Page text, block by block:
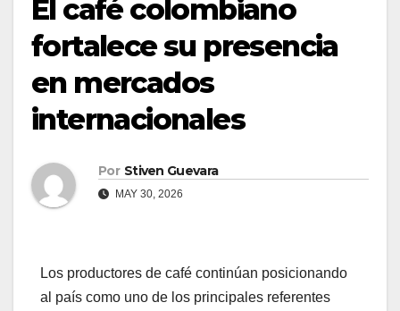
El café colombiano
fortalece su presencia
en mercados
internacionales
Por Stiven Guevara
MAY 30, 2026
Los productores de café continúan posicionando
al país como uno de los principales referentes